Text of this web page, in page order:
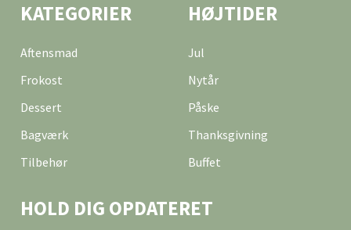
KATEGORIER
Aftensmad
Frokost
Dessert
Bagværk
Tilbehør
HØJTIDER
Jul
Nytår
Påske
Thanksgivning
Buffet
HOLD DIG OPDATERET